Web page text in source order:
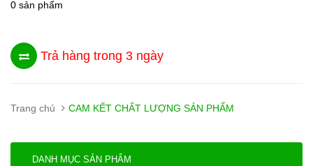
0 sản phẩm
Trả hàng trong 3 ngày
Trang chủ CAM KẾT CHẤT LƯỢNG SẢN PHẨM
DANH MỤC SẢN PHẨM